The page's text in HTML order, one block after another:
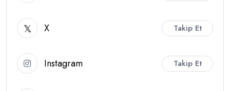
X Takip Et
Instagram Takip Et